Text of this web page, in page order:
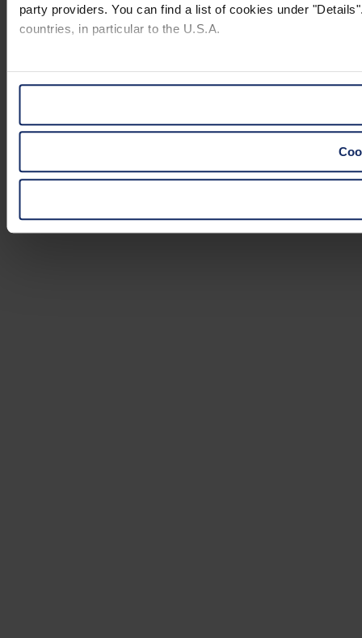
party providers. You can find a list of cookies under
countries, in particular to the U.S.A.
You can consent to the use of non-essential cookies by
website).